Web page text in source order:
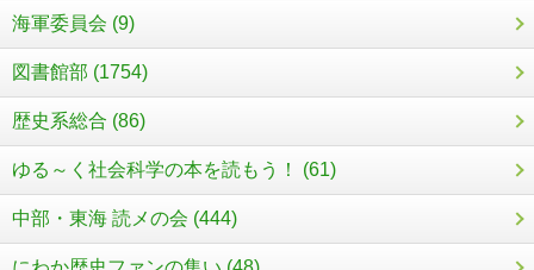
海軍委員会 (9)
図書館部 (1754)
歴史系総合 (86)
ゆる～く社会科学の本を読もう！ (61)
中部・東海 読メの会 (444)